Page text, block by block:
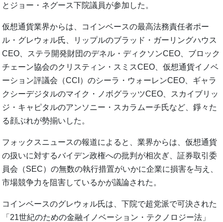
とジョー・ネグース下院議員が参加した。
仮想通貨業界からは、コインベースの最高法務責任者ポー
ル・グレウォル氏、リップルのブラッド・ガーリングハウス
CEO、ステラ開発財団のデネル・ディクソンCEO、ブロック
チェーン協会のクリスティン・スミスCEO、仮想通貨イノベ
ーション評議会（CCI）のシーラ・ウォーレンCEO、ギャラ
クシーデジタルのマイク・ノボグラッツCEO、スカイブリッ
ジ・キャピタルのアンソニー・スカラムーチ氏など、錚々た
る顔ぶれが勢揃いした。
フォックスニュースの報道によると、業界からは、仮想通貨
の扱いに対するバイデン政権への批判が相次ぎ、証券取引委
員会（SEC）の無数の執行措置がいかに企業に損害を与え、
市場競争力を阻害しているかが議論された。
コインベースのグレウォル氏は、下院で超党派で可決された
「21世紀のための金融イノベーション・テクノロジー法」